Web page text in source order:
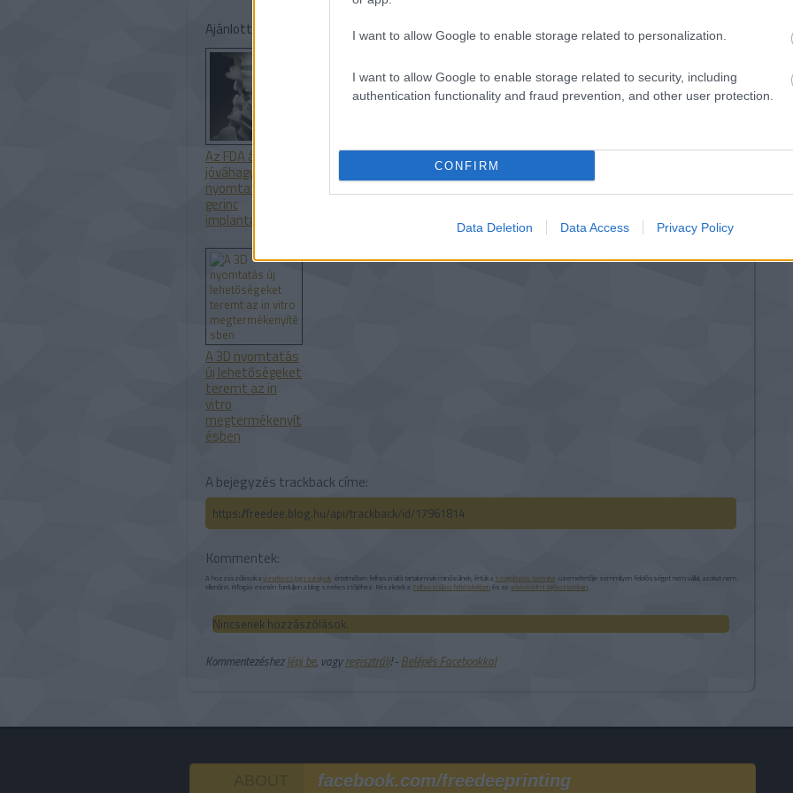
I want to allow Google to enable storage related to personalization.
I want to allow Google to enable storage related to security, including
authentication functionality and fraud prevention, and other user protection.
CONFIRM
Data Deletion Data Access Privacy Policy
Ajánlott bejegyzések:
Az FDA által
jóváhagyott 3D
nyomtatott
gerinc
implantátumok
A SpaceX addítív
partnersége a
3D nyomtatás
adaptív
fúvókával
A Wabtec additív
jelentősen növeli
áramszedők
teljesítményét
A 3D nyomtatás
új lehetőségeket
teremt az in
vitro
megtermékenyít
ésben
A bejegyzés trackback címe:
https://freedee.blog.hu/api/trackback/id/17961814
Kommentek:
A hozzászólások avonatkozó jogszabályok értelmében felhasználói tartalomnak minősülnek, értük a szolgáltatás technikai üzemeltetője semmilyen felelősséget nem vállal, azokat nem
ellenőrzi. Kifogás esetén forduljon a blog szerkesztőjéhez. Részletek a Felhasználási feltételekbenés az adatvédelmi tájékoztatóban
Nincsenek hozzászólások.
Kommentezéshezlépj be, vagyregisztrálj! ‐ Belépés Facebookkal
facebook.com/freedeeprinting